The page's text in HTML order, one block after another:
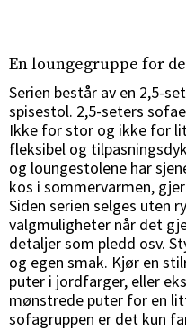
En loungegruppe for
Serien består av en 2,5-
spisestol. 2,5-seters
Ikke for stor og ikke for
fleksibel og
og loungestolene har
kos i sommervarmen,
Siden serien selges uten
valgmuligheter når det
detaljer som pledd osv.
og egen smak. Kjør en
puter i jordfarger, eller
mønstrede puter for en
sofagruppen er det kun